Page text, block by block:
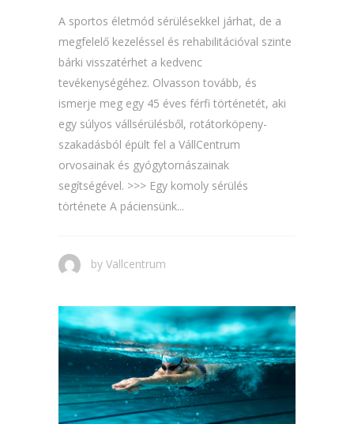
A sportos életmód sérülésekkel járhat, de a
megfelelő kezeléssel és rehabilitációval szinte
bárki visszatérhet a kedvenc
tevékenységéhez. Olvasson tovább, és
ismerje meg egy 45 éves férfi történetét, aki
egy súlyos vállsérülésből, rotátorköpeny-
szakadásból épült fel a VállCentrum
orvosainak és gyógytornászainak
segítségével. >>> Egy komoly sérülés
története A páciensünk...
by Vallcentrum